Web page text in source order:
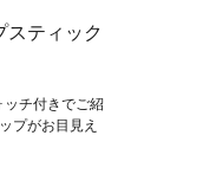
スティック
ッチ付きでご紹
プがお目見え